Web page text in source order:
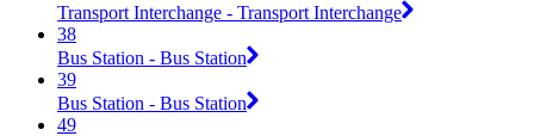
Transport Interchange - Transport Interchange
38
Bus Station - Bus Station
39
Bus Station - Bus Station
49